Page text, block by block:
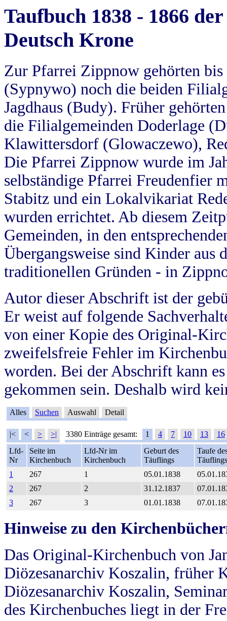
Taufbuch 1838 - 1866
Deutsch Krone
Zur Pfarrei Zippnow gehörten
(Sypnywo) noch die beiden
Jagdhaus (Budy). Früher
die Filialgemeinden Doderlage
Klawittersdorf (Glowaczewo),
Die Pfarrei Zippnow wurde im
selbständige Pfarrei Freudenfier
Stabitz und ein Lokalvikariat
wurden errichtet. Ab diesem
Gemeinden, in den
Übergangsweise sind Kinder aus
traditionellen Gründen - in
Autor dieser Abschrift ist der
Er weist auf folgende
von einer Kopie des Original-
zweifelsfreie Fehler im
worden. Bei der Abschrift kann
gekommen sein. Deshalb wird
Alles Suchen Auswahl Detail
|< < > >| 3380 Einträge gesamt: 1 4 7 10 13
16
Lfd-
Nr
Seite im
Kirchenbuch
Lfd-Nr im
Kirchenbuch
Geburt des
Täuflings
Taufe
Täuflings
1
267 1 05.01.1838
2
267 2 31.12.1837
3
267 3 01.01.1838
Hinweise zu den
Das Original-Kirchenbuch von
Diözesanarchiv Koszalin, früher
Diözesanarchiv Koszalin,
des Kirchenbuches liegt in der